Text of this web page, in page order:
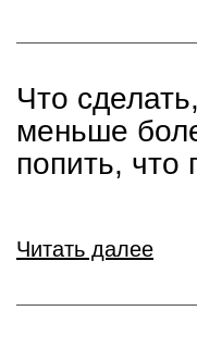
Что
меньше
попить, что
Читать далее